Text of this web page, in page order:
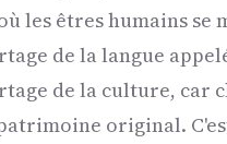
les êtres humains
de la langue
de la culture, car
original.